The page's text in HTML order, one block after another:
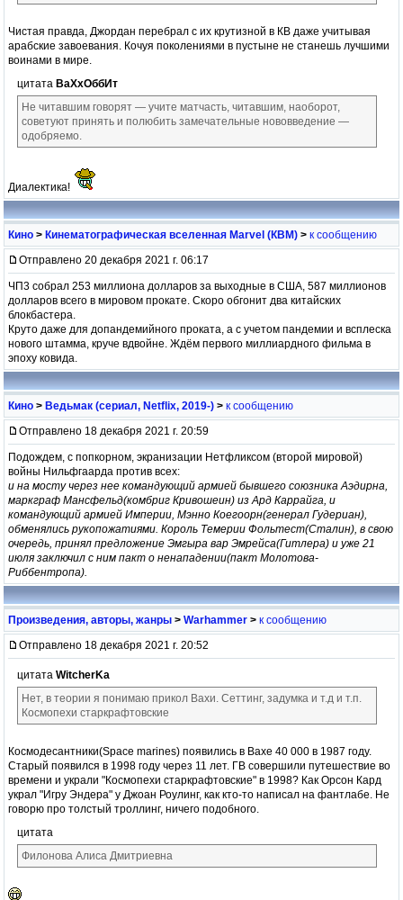
Чистая правда, Джордан перебрал с их крутизной в КВ даже учитывая
арабские завоевания. Кочуя поколениями в пустыне не станешь лучшими
воинами в мире.
цитата ВаХхОббИт
Не читавшим говорят — учите матчасть, читавшим, наоборот,
советуют принять и полюбить замечательные нововведение —
одобряемо.
Диалектика!
Кино > Кинематографическая вселенная Marvel (КВМ) > к сообщению
Отправлено 20 декабря 2021 г. 06:17
ЧП3 собрал 253 миллиона долларов за выходные в США, 587 миллионов
долларов всего в мировом прокате. Скоро обгонит два китайских
блокбастера.
Круто даже для допандемийного проката, а с учетом пандемии и всплеска
нового штамма, круче вдвойне. Ждём первого миллиардного фильма в
эпоху ковида.
Кино > Ведьмак (сериал, Netflix, 2019-) > к сообщению
Отправлено 18 декабря 2021 г. 20:59
Подождем, с попкорном, экранизации Нетфликсом (второй мировой)
войны Нильфгаарда против всех:
и на мосту через нее командующий армией бывшего союзника Аэдирна,
маркграф Мансфельд(комбриг Кривошеин) из Ард Каррайга, и
командующий армией Империи, Мэнно Коегоорн(генерал Гудериан),
обменялись рукопожатиями. Король Темерии Фольтест(Сталин), в свою
очередь, принял предложение Эмгыра вар Эмрейса(Гитлера) и уже 21
июля заключил с ним пакт о ненападении(пакт Молотова-
Риббентропа).
Произведения, авторы, жанры > Warhammer > к сообщению
Отправлено 18 декабря 2021 г. 20:52
цитата WitcherKa
Нет, в теории я понимаю прикол Вахи. Сеттинг, задумка и т.д и т.п.
Космопехи старкрафтовские
Космодесантники(Space marines) появились в Вахе 40 000 в 1987 году.
Старый появился в 1998 году через 11 лет. ГВ совершили путешествие во
времени и украли "Космопехи старкрафтовские" в 1998? Как Орсон Кард
украл "Игру Эндера" у Джоан Роулинг, как кто-то написал на фантлабе. Не
говорю про толстый троллинг, ничего подобного.
цитата
Филонова Алиса Дмитриевна